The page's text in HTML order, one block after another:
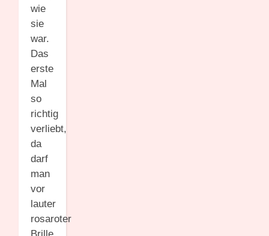
wie
sie
war.
Das
erste
Mal
so
richtig
verliebt,
da
darf
man
vor
lauter
rosaroter